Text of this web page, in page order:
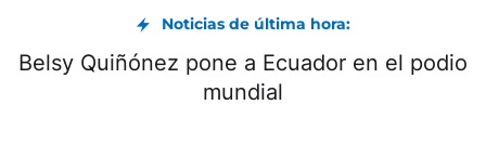
Noticias de última hora:
Museo Pumapungo convoca a Club de
Pequeños Lectores: cómo participar